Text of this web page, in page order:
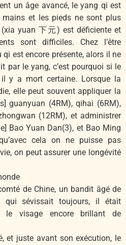
un âge avancé, le yang qi est
mains et les pieds ne sont plus
(xia yuan 下元) est déficiente et
sont difficiles. Chez l’être
est encore présente, alors il ne
par le yang, c’est pourquoi si le
y a mort certaine. Lorsque la
elle peut souvent appliquer la
guanyuan (4RM), qihai (6RM),
(12RM), et administrer
Bao Yuan Dan(3), et Bao Ming
cela on ne puisse pas
on peut assurer une longévité
de Chine, un bandit âgé de
qui sévissait toujours, il était
le visage encore brillant de
et juste avant son exécution, le